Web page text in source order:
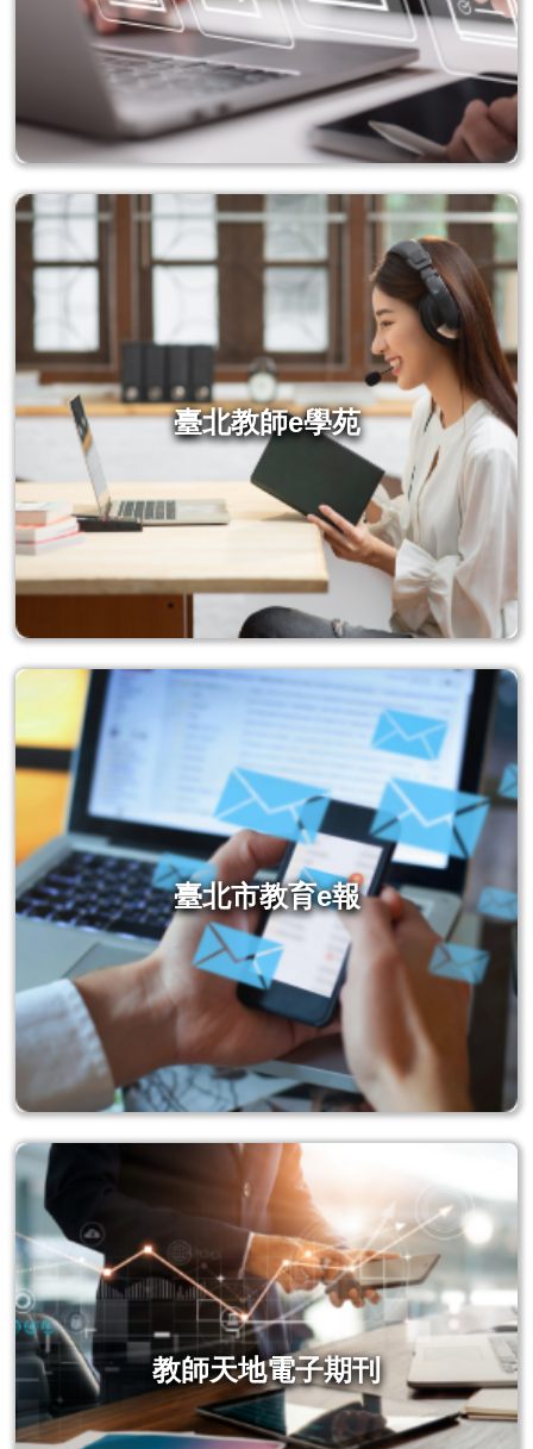
臺北教師e學苑
臺北市教育e報
教師天地電子期刊